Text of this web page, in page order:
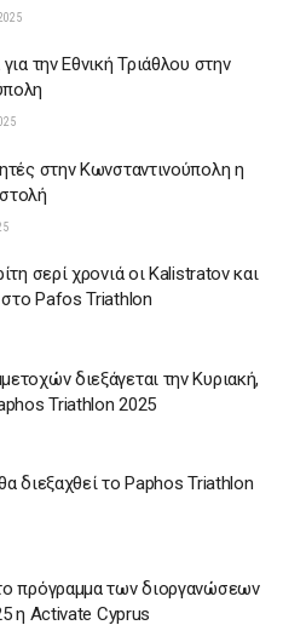
την Εθνική Τριάθλου στην
στην Κωνσταντινούπολη η
σερί χρονιά οι Kalistratov και
Pafos Triathlon
διεξάγεται την Κυριακή,
Triathlon 2025
διεξαχθεί το Paphos Triathlon
πρόγραμμα των διοργανώσεων
η Αctivate Cyprus